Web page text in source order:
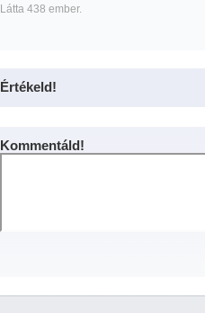
Látta 438 ember.
Értékeld!
Kommentáld!